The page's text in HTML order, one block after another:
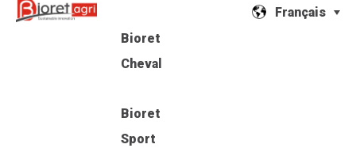
Bioret
Cheval
Bioret
Sport
Français